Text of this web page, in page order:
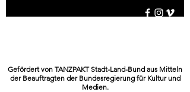
Gefördert von TANZPAKT Stadt-Land-Bund aus Mitteln
der Beauftragten der Bundesregierung für Kultur und
Medien.